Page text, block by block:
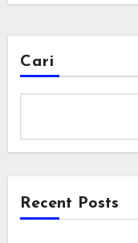
Cari
Recent Posts